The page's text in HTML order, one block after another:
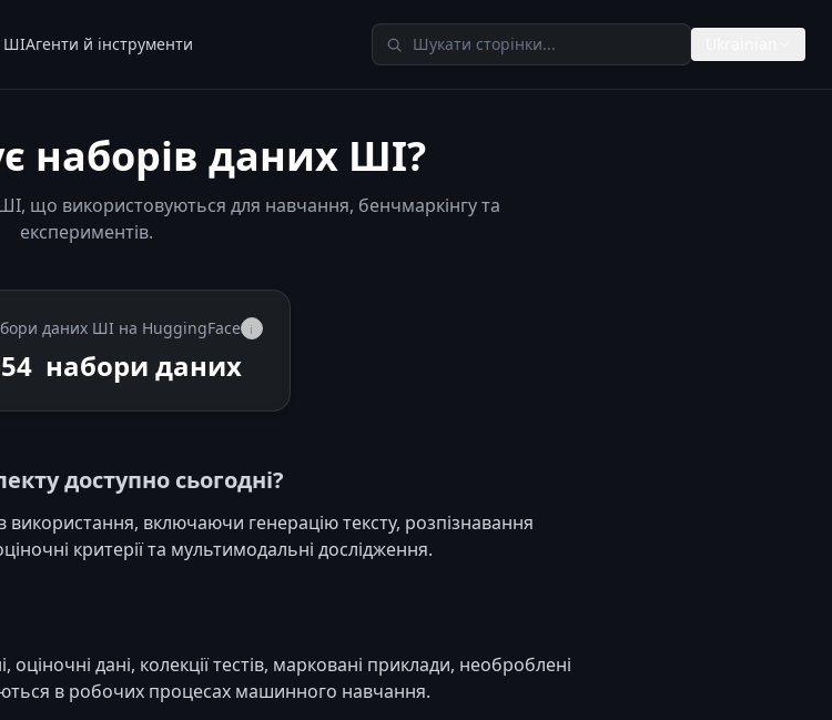
ШІАгенти й інструменти Пошук у TheAIMeters
наборів даних ШІ?
що використовуються для навчання, бенчмаркінгу та
експериментів.
даних ШІ на HuggingFace i
набори даних
доступно сьогодні?
включаючи генерацію тексту, розпізнавання
критерії та мультимодальні дослідження.
дані, колекції тестів, марковані приклади, необроблені
в робочих процесах машинного навчання.